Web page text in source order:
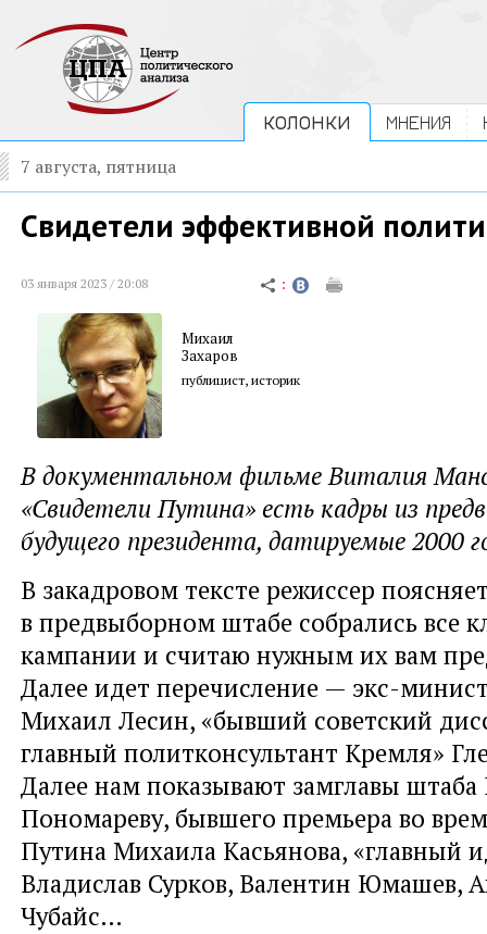
КОЛОНКИ МНЕНИЯ
7 августа, пятница
Свидетели эффективной
03 января 2023 / 20:08
Михаил
Захаров
публицист, историк
В документальном фильме Виталия
«Свидетели Путина» есть кадры из
будущего президента, датируемые 2000
В закадровом тексте режиссер
в предвыборном штабе собрались все
кампании и считаю нужным их вам
Далее идет перечисление — экс-
Михаил Лесин, «бывший советский
главный политконсультант Кремля»
Далее нам показывают замглавы
Пономареву, бывшего премьера во
Путина Михаила Касьянова, «главный
Владислав Сурков, Валентин Юмашев,
Чубайс…